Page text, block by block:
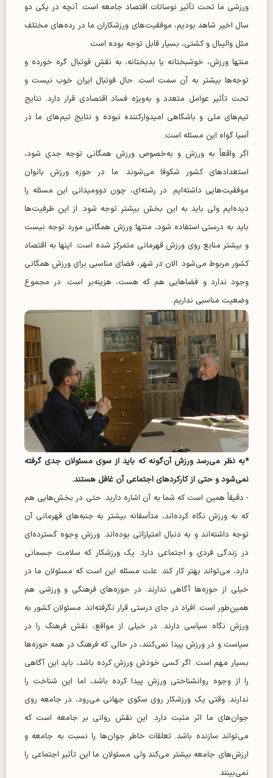
ورزشی ما تحت تأثیر نوسانات اقتصاد جامعه است. آنچه در یکی دو
سال اخیر شاهد بودیم، موفقیت‌های ورزشکاران ما در رده‌های مختلف
مثل والیبال و کشتی، بسیار قابل توجه بوده است.
منتها ورزش، خوشبختانه یا بدبختانه، به نقش فوتبال گره خورده و
توجه‌ها بیشتر به آن سمت است. حال فوتبال ایران خوب نیست و
تحت تأثیر عوامل متعدد و به‌ویژه فساد اقتصادی قرار دارد. نتایج
تیم‌های ملی و باشگاهی امیدوارکننده نبوده و نتایج تیم‌های ما در
آسیا گواه این مسئله است.
اگر واقعاً به ورزش و به‌خصوص ورزش همگانی توجه جدی شود،
استعداد‌های کشور شکوفا می‌شوند. ما در حوزه ورزش بانوان
موفقیت‌هایی داشته‌ایم. در رشته‌ای، چون دوومیدانی این مسئله را
دیده‌ایم ولی باید به این بخش بیشتر توجه شود. از این ظرفیت‌ها
باید به درستی استفاده شود، منتها ورزش همگانی مورد توجه نیست
و بیشتر منابع روی ورزش قهرمانی متمرکز شده است. اینها به اقتصاد
کشور مربوط می‌شود. الان در شهر، فضای مناسبی برای ورزش همگانی
وجود ندارد و فضا‌هایی هم که هست، هزینه‌بر است. در مجموع
وضعیت مناسبی نداریم.
*به نظر می‌رسد ورزش آن‌گونه که باید از سوی مسئولان جدی گرفته
نمی‌شود و حتی از کارکرد‌های اجتماعی آن غافل هستند.
- دقیقاً همین است که شما به آن اشاره دارید. حتی در بخش‌هایی هم
که به ورزش نگاه کرده‌اند، متأسفانه بیشتر به جنبه‌های قهرمانی آن
توجه داشته‌اند و به دنبال امتیازاتی بوده‌اند. ورزش وجوه گسترده‌ای
در زندگی فردی و اجتماعی دارد. یک ورزشکار که سلامت جسمانی
دارد، می‌تواند بهتر کار کند. علت مسئله این است که مسئولان ما در
خیلی از حوزه‌ها آگاهی ندارند. در حوزه‌های فرهنگی و ورزشی هم
همین‌طور است. افراد در جای درستی قرار نگرفته‌اند. مسئولان کشور به
ورزش نگاه سیاسی دارند. در خیلی از مواقع، نقش فرهنگ را در
سیاست و در ورزش پیدا نمی‌کنند، در حالی که فرهنگ در همه حوزه‌ها
بسیار مهم است. اگر کسی خودش ورزش کرده باشد، باید این آگاهی
را از وجوه روانشناختی ورزش پیدا کرده باشد، اما این شناخت را
ندارند. وقتی یک ورزشکار روی سکوی جهانی می‌رود، در جامعه روی
جوان‌های ما اثر مثبت دارد. این نقش روانی بر جامعه است که
می‌تواند سازنده باشد. تعلقات خاطر جوان‌ها را نسبت به جامعه و
ارزش‌های جامعه بیشتر می‌کند ولی مسئولان ما این تأثیر اجتماعی را
نمی‌بینند.